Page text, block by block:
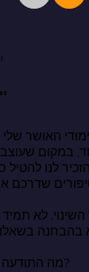
שדרכם
מה התודעה